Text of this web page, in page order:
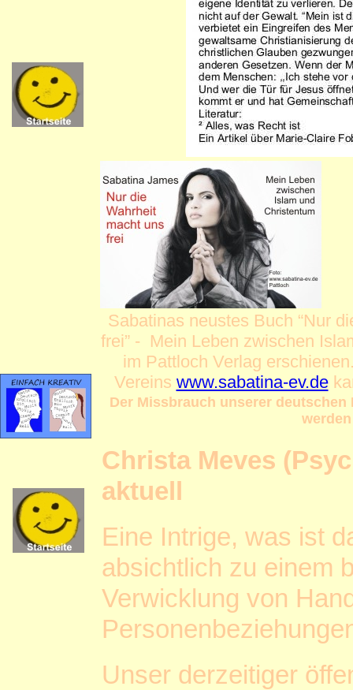
Sabatinas neustes Buch “Nur
frei” - Mein Leben zwischen
im Pattloch Verlag
Vereins www.sabatina-ev.de
Der Missbrauch unserer
Christa Meves
aktuell
Eine Intrige, was ist
absichtlich zu einem
Verwicklung von
Unser derzeitiger